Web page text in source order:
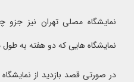
نمایشگاه مصلی تهران نیز
نمایشگاه هایی که دو هفته به
در صورتی قصد بازدید از